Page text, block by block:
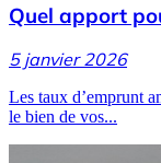
Quel apport
5 janvier 2026
Les taux d’emprunt
le bien de vos...